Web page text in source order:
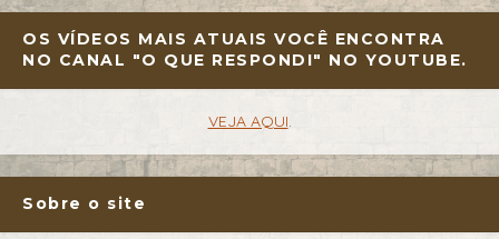
OS VÍDEOS MAIS ATUAIS VOCÊ ENCONTRA
NO CANAL "O QUE RESPONDI" NO YOUTUBE.
VEJA AQUI.
Sobre o site